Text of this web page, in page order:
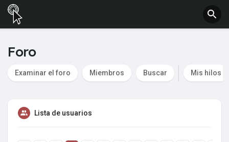
Foro
Examinar el foro Miembros Buscar Mis hilos
Lista de usuarios